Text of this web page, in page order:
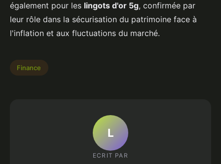
également pour les lingots d'or 5g, confirmée par
leur rôle dans la sécurisation du patrimoine face à
l'inflation et aux fluctuations du marché.
Finance
L
ECRIT PAR